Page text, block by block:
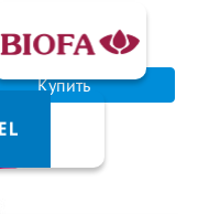
Купить
Купить